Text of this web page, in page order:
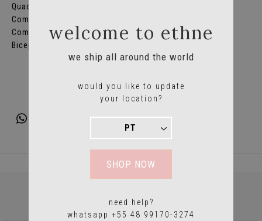
welcome to ethne
we ship all around the world
would you like to update
your location?
SHOP NOW
need help?
whatsapp +55 48 99170-3274
Quadril: 130cm
Comprimento: 126cm
Comp. manga: 56cm
Biceps: 46cm
PRODUTOS RELACIONADOS